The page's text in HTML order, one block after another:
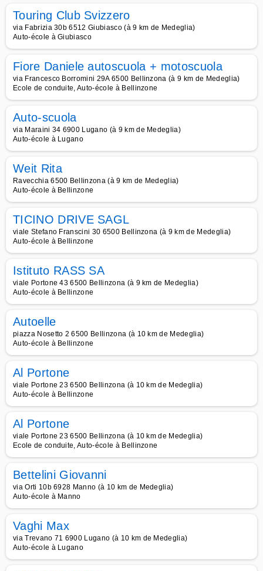
Touring Club Svizzero
via Fabrizia 30b 6512 Giubiasco (à 9 km de Medeglia)
Auto-école à Giubiasco
Fiore Daniele autoscuola + motoscuola
via Francesco Borromini 29A 6500 Bellinzona (à 9 km de Medeglia)
Ecole de conduite, Auto-école à Bellinzone
Auto-scuola
via Maraini 34 6900 Lugano (à 9 km de Medeglia)
Auto-école à Lugano
Weit Rita
Ravecchia 6500 Bellinzona (à 9 km de Medeglia)
Auto-école à Bellinzone
TICINO DRIVE SAGL
viale Stefano Franscini 30 6500 Bellinzona (à 9 km de Medeglia)
Auto-école à Bellinzone
Istituto RASS SA
viale Portone 43 6500 Bellinzona (à 9 km de Medeglia)
Auto-école à Bellinzone
Autoelle
piazza Nosetto 2 6500 Bellinzona (à 10 km de Medeglia)
Auto-école à Bellinzone
Al Portone
viale Portone 23 6500 Bellinzona (à 10 km de Medeglia)
Auto-école à Bellinzone
Al Portone
viale Portone 23 6500 Bellinzona (à 10 km de Medeglia)
Ecole de conduite, Auto-école à Bellinzone
Bettelini Giovanni
via Orti 10b 6928 Manno (à 10 km de Medeglia)
Auto-école à Manno
Vaghi Max
via Trevano 71 6900 Lugano (à 10 km de Medeglia)
Auto-école à Lugano